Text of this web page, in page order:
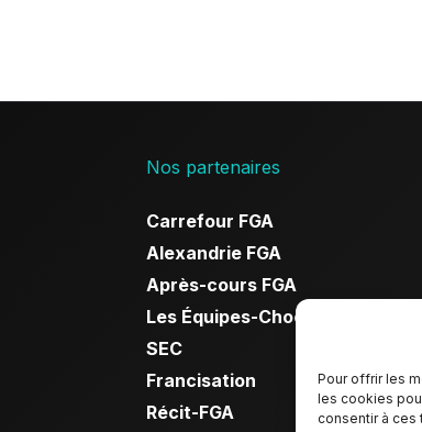
Pour offrir les
les cookies
consentir à
Nos partenaires
Carrefour FGA
Alexandrie FGA
Après-cours FGA
Les Équipes-Choc
SEC
Francisation
Récit-FGA